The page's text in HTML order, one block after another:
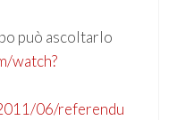
può ascoltarlo
watch?
06/referendu